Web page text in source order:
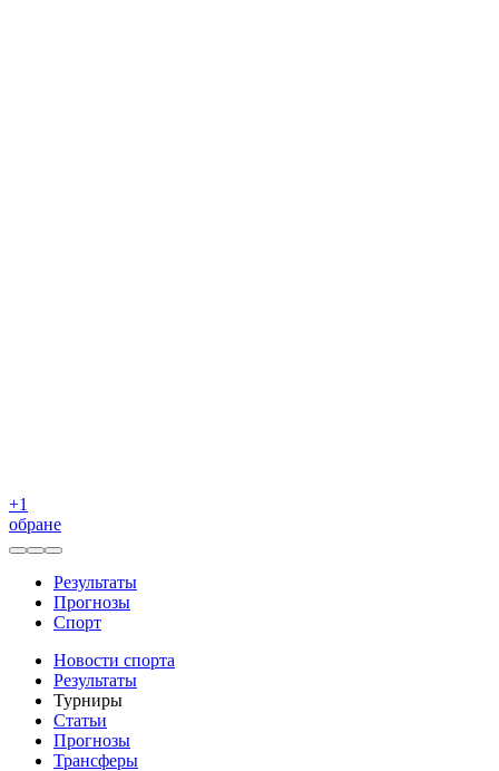
+1
обране
Результаты
Прогнозы
Спорт
Новости спорта
Результаты
Турниры
Статьи
Прогнозы
Трансферы